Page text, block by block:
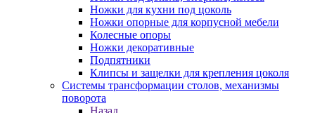
Ножки для кухни под цоколь
Ножки опорные для корпусной мебели
Колесные опоры
Ножки декоративные
Подпятники
Клипсы и защелки для крепления цоколя
Системы трансформации столов, механизмы
поворота
Назад